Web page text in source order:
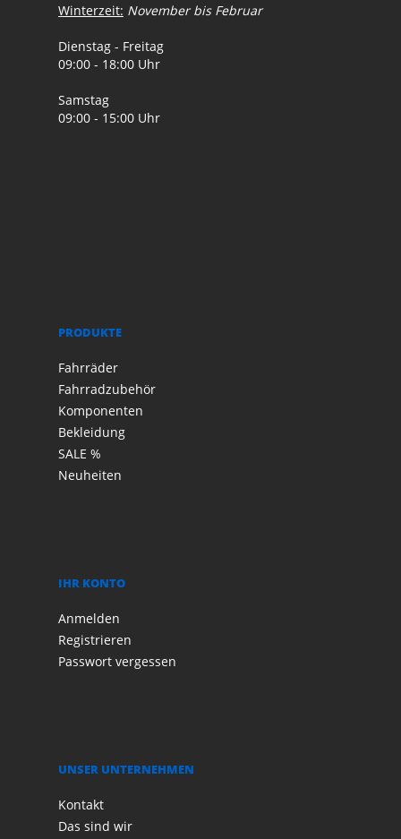
Winterzeit: November bis Februar
Dienstag - Freitag
09:00 - 18:00 Uhr
Samstag
09:00 - 15:00 Uhr
PRODUKTE
Fahrräder
Fahrradzubehör
Komponenten
Bekleidung
SALE %
Neuheiten
IHR KONTO
Anmelden
Registrieren
Passwort vergessen
UNSER UNTERNEHMEN
Kontakt
Das sind wir